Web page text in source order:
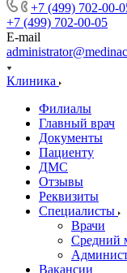
+7 (499) 702-00-
+7 (499) 702-00-05
E-mail
Клиника
Филиалы
Главный врач
Документы
Пациенту
ДМС
Отзывы
Реквизиты
Специалисты
Врачи
Средний
Вакансии